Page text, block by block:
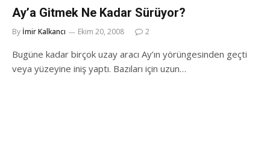
Ay’a Gitmek Ne Kadar Sürüyor?
By İmir Kalkancı Ekim 20, 2008 2
Bugüne kadar birçok uzay aracı Ay’ın yörüngesinden geçti
veya yüzeyine iniş yaptı. Bazıları için uzun…